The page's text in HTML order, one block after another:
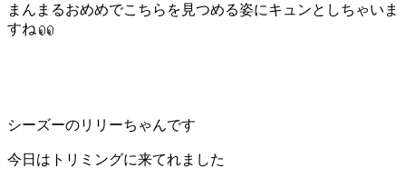
まんまるおめめでこちらを見つめる姿にキュンとしちゃいま
すね
シーズーのリリーちゃんです
今日はトリミングに来てれました